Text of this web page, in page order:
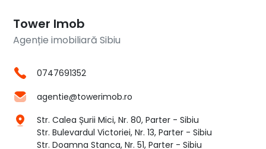
Tower Imob
Agenție imobiliară Sibiu
0747691352
agentie@towerimob.ro
Str. Calea Șurii Mici, Nr. 80, Parter - Sibiu
Str. Bulevardul Victoriei, Nr. 13, Parter - Sibiu
Str. Doamna Stanca, Nr. 51, Parter - Sibiu